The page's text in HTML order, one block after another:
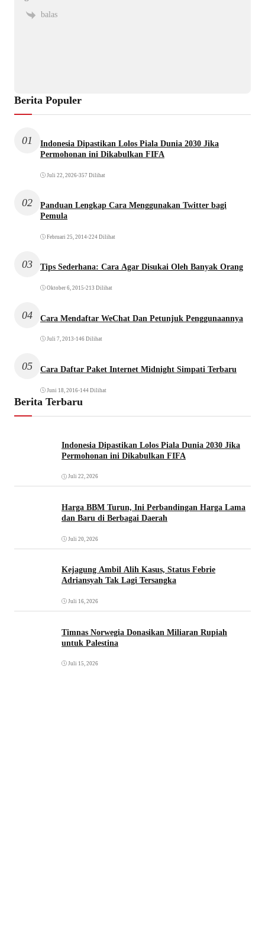
balas
Berita Populer
01
Indonesia Dipastikan Lolos Piala Dunia 2030 Jika
Permohonan ini Dikabulkan FIFA
Juli 22, 2026•357 Dilihat
02
Panduan Lengkap Cara Menggunakan Twitter bagi
Pemula
Februari 25, 2014•224 Dilihat
03 Tips Sederhana: Cara Agar Disukai Oleh Banyak Orang
Oktober 6, 2015 •213 Dilihat
04 Cara Mendaftar WeChat Dan Petunjuk Penggunaannya
Juli 7, 2013 •146 Dilihat
05 Cara Daftar Paket Internet Midnight Simpati Terbaru
Juni 18, 2016•144 Dilihat
Berita Terbaru
Indonesia Dipastikan Lolos Piala Dunia 2030 Jika
Permohonan ini Dikabulkan FIFA
Juli 22, 2026
Harga BBM Turun, Ini Perbandingan Harga Lama
dan Baru di Berbagai Daerah
Juli 20, 2026
Kejagung Ambil Alih Kasus, Status Febrie
Adriansyah Tak Lagi Tersangka
Juli 16, 2026
Timnas Norwegia Donasikan Miliaran Rupiah
untuk Palestina
Juli 15, 2026